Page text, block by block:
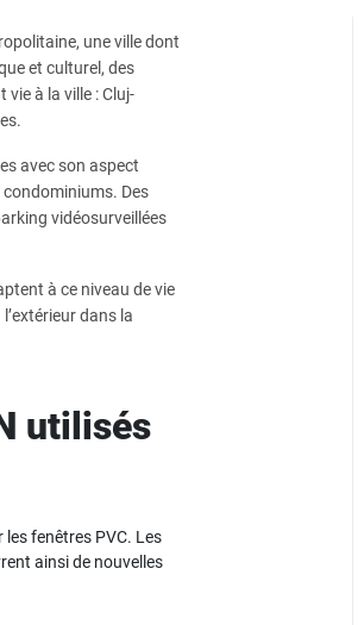
une ville dont
et culturel, des
à la ville : Cluj-
avec son aspect
Des
vidéosurveillées
à ce niveau de vie
dans la
utilisés
fenêtres PVC. Les
ainsi de nouvelles